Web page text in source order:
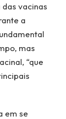
vacinas
a
mas
“que
em se